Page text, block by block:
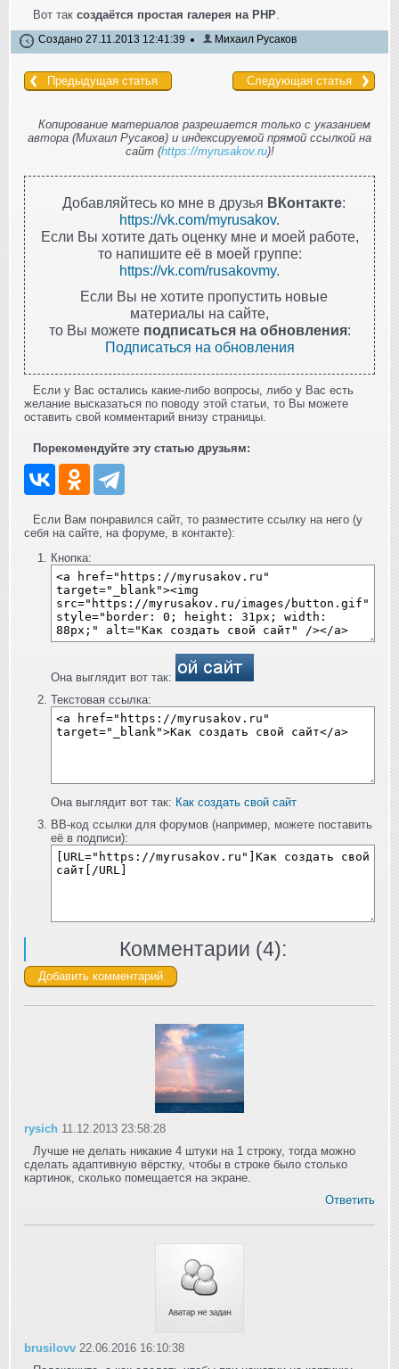
Вот так создаётся простая галерея на PHP
Создано 27.11.2013 12:41:39 Михаил Русаков
Предыдущая статья Следующая статья
Копирование материалов разрешается только с указанием
автора (Михаил Русаков) и индексируемой прямой ссылкой на
сайт (https://myrusakov.ru)!
Добавляйтесь ко мне в друзья ВКонтакте:
https://vk.com/myrusakov.
Если Вы хотите дать оценку мне и моей работе,
то напишите её в моей группе:
https://vk.com/rusakovmy.
Если Вы не хотите пропустить новые
материалы на сайте,
то Вы можете подписаться на обновления:
Подписаться на обновления
Если у Вас остались какие-либо вопросы, либо у Вас есть
желание высказаться по поводу этой статьи, то Вы можете
оставить свой комментарий внизу страницы.
Порекомендуйте эту статью друзьям:
Если Вам понравился сайт, то разместите ссылку на него (у
себя на сайте, на форуме, в контакте):
Кнопка:
Она выглядит вот так:
Текстовая ссылка:
Она выглядит вот так: Как создать свой сайт
BB-код ссылки для форумов (например, можете поставить
её в подписи):
Комментарии (4):
rysich 11.12.2013 23:58:28
Лучше не делать никакие 4 штуки на 1 строку, тогда можно
сделать адаптивную вёрстку, чтобы в строке было столько
картинок, сколько помещается на экране.
Ответить
brusilovv 22.06.2016 16:10:38